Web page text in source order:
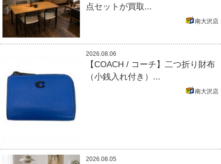
点セットが買取...
南大沢店
2026.08.06
【COACH / コーチ】二つ折り財布
（小銭入れ付き）...
南大沢店
2026.08.05